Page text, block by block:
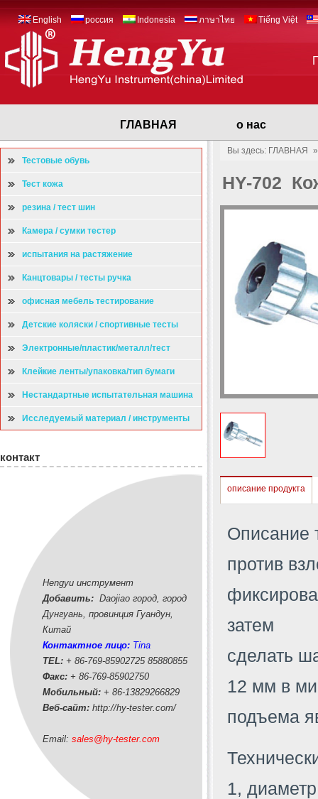
Tiếng Việt
ภาษาไทย
Indonesia
россия
English
ГЛАВНАЯ о нас
Тестовые обувь
Тест кожа
резина / тест шин
Камера / сумки тестер
испытания на растяжение
Канцтовары / тесты ручка
офисная мебель тестирование
Детские коляски / спортивные тесты
Электронные/пластик/металл/тест
Клейкие ленты/упаковка/тип бумаги
испытательная машина
Нестандартные испытательная машина
Исследуемый материал / инструменты
контакт
Hengyu инструмент
Добавить: Daojiao город, город
Дунгуань, провинция Гуандун,
Китай
Контактное лицо: Tina
TEL: + 86-769-85902725 85880855
Факс: + 86-769-85902750
Мобильный: + 86-13829266829
Веб-сайт: http://hy-tester.com/
Email: sales@hy-tester.com
Вы здесь: ГЛАВНАЯ
HY-702
описание продукта
Описание
против
затем
сделать
12 мм в
подъема
1,